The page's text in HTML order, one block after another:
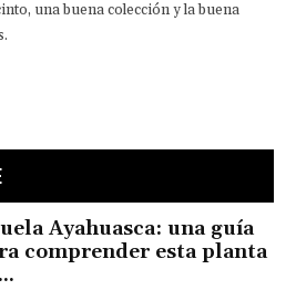
una buena colección y la buena
Ayahuasca: una guía
comprender esta planta